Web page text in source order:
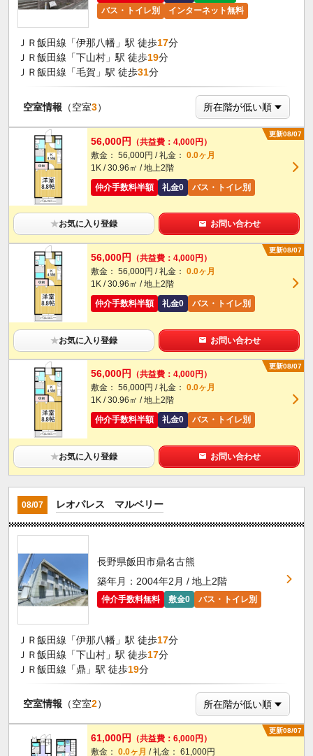
バス・トイレ別
インターネット無料
ＪＲ飯田線「伊那八幡」駅 徒歩17分
ＪＲ飯田線「下山村」駅 徒歩19分
ＪＲ飯田線「毛賀」駅 徒歩31分
空室情報 （空室3）
更新08/07
56,000円
（共益費：4,000円）
敷金： 56,000円 / 礼金： 0.0ヶ月
1K / 30.96㎡ / 地上2階
仲介手数料半額
礼金0 バス・トイレ別
★お気に入り登録 お問い合わせ
更新08/07
56,000円
（共益費：4,000円）
敷金： 56,000円 / 礼金： 0.0ヶ月
1K / 30.96㎡ / 地上2階
仲介手数料半額
礼金0 バス・トイレ別
★お気に入り登録 お問い合わせ
更新08/07
56,000円
（共益費：4,000円）
敷金： 56,000円 / 礼金： 0.0ヶ月
1K / 30.96㎡ / 地上2階
仲介手数料半額
礼金0 バス・トイレ別
★お気に入り登録 お問い合わせ
08/07 レオパレス マルベリー
長野県飯田市鼎名古熊
築年月：2004年2月 / 地上2階
仲介手数料無料 敷金0 バス・トイレ別
ＪＲ飯田線「伊那八幡」駅 徒歩17分
ＪＲ飯田線「下山村」駅 徒歩17分
ＪＲ飯田線「鼎」駅 徒歩19分
空室情報 （空室2）
更新08/07
61,000円
（共益費：6,000円）
敷金： 0.0ヶ月 / 礼金： 61,000円